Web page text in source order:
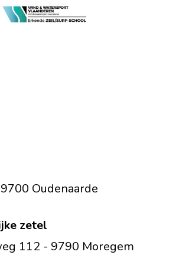
Oudenaarde
zetel
112 - 9790 Moregem